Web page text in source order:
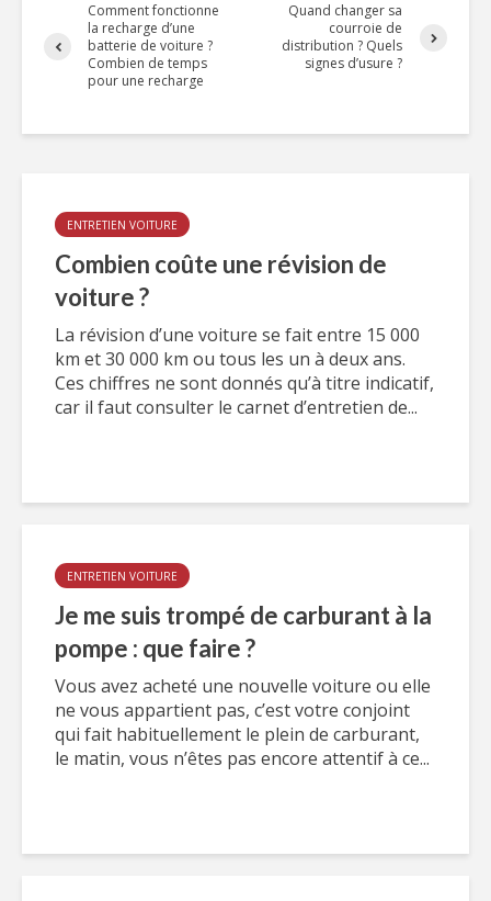
Comment fonctionne
la recharge d’une
batterie de voiture ?
Combien de temps
pour une recharge
Quand changer sa
courroie de
distribution ? Quels
signes d’usure ?
ENTRETIEN VOITURE
Combien coûte une révision de
voiture ?
La révision d’une voiture se fait entre 15 000
km et 30 000 km ou tous les un à deux ans.
Ces chiffres ne sont donnés qu’à titre indicatif,
car il faut consulter le carnet d’entretien de...
ENTRETIEN VOITURE
Je me suis trompé de carburant à la
pompe : que faire ?
Vous avez acheté une nouvelle voiture ou elle
ne vous appartient pas, c’est votre conjoint
qui fait habituellement le plein de carburant,
le matin, vous n’êtes pas encore attentif à ce...